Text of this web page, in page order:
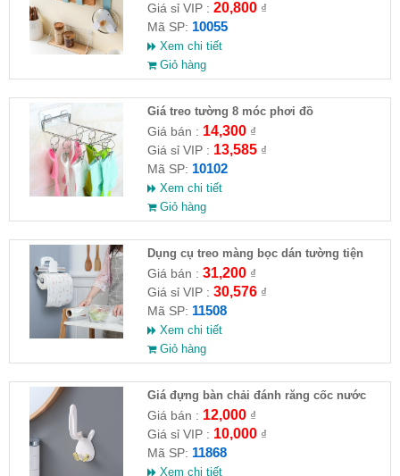
Giá sỉ VIP : 20,800₫
Mã SP: 10055
Xem chi tiết
Giỏ hàng
Giá treo tường 8 móc phơi đồ
Giá bán : 14,300₫
Giá sỉ VIP : 13,585₫
Mã SP: 10102
Xem chi tiết
Giỏ hàng
Dụng cụ treo màng bọc dán tường tiện
dụng
Giá bán : 31,200₫
Giá sỉ VIP : 30,576₫
Mã SP: 11508
Xem chi tiết
Giỏ hàng
Giá đựng bàn chải đánh răng cốc nước
hình thỏ
Giá bán : 12,000₫
Giá sỉ VIP : 10,000₫
Mã SP: 11868
Xem chi tiết